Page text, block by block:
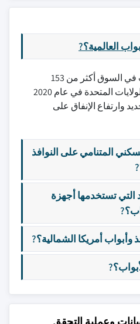
العالمية؟?
وبلغ حجم النوافذ والأبواب في السوق أكثر من 153
بليون دولار من دولارات الولايات المتحدة في عام 2020
وارتفاع الإنفاق على
المتنامي على النوافذ
التي تستخدمها أجهزة
أمريكا الشمالية؟?